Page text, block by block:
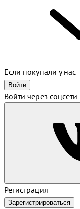
Если покупали у нас
Войти
Войти через соцсети
Регистрация
Зарегистрироваться